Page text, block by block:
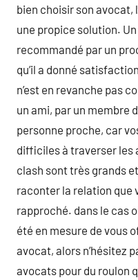
bien choisir son
une propice solution.
recommandé par un
qu’il a donné
n’est en revanche pas
un ami, par un membre
personne proche, car
difficiles à traverser les
clash sont très grands
raconter la relation que
rapproché. dans le cas
été en mesure de vous
avocat, alors n’hésitez
avocats pour du roulon